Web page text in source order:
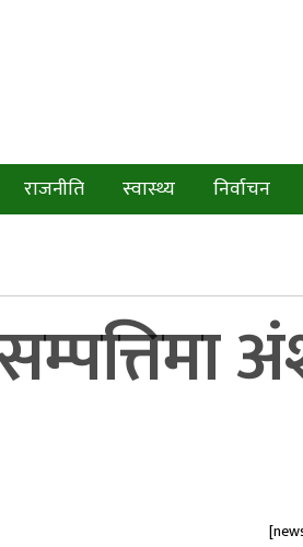
राजनीति स्वास्थ्य निर्वाचन